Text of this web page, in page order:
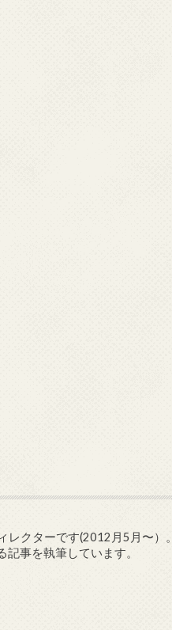
クターです(2012月5月〜）。
事を執筆しています。